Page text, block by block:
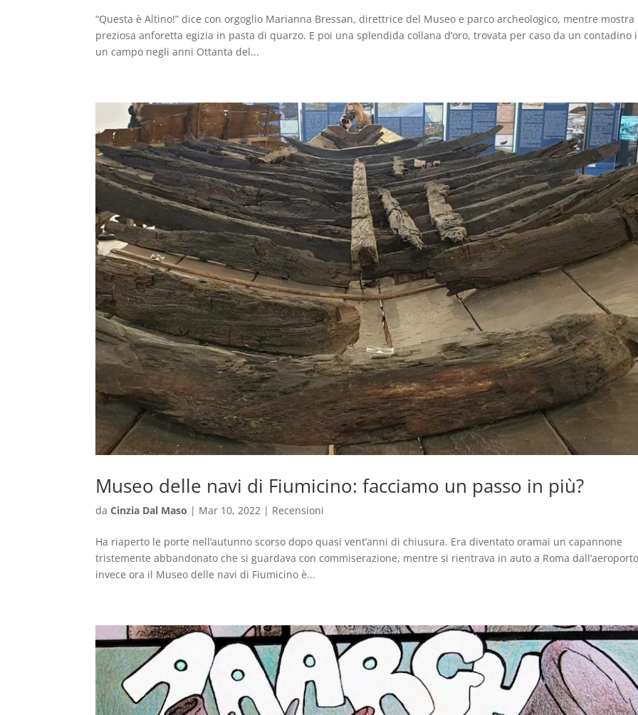
“Questa è Altino!” dice con orgoglio Marianna Bressan, direttrice del Museo e parco archeologico, mentre mostra
preziosa anforetta egizia in pasta di quarzo. E poi una splendida collana d’oro, trovata per caso da un contadino
un campo negli anni Ottanta del...
Museo delle navi di Fiumicino: facciamo un passo in più?
daCinzia Dal Maso | Mar 10, 2022 | Recensioni
Ha riaperto le porte nell’autunno scorso dopo quasi vent’anni di chiusura. Era diventato oramai un capannone
tristemente abbandonato che si guardava con commiserazione, mentre si rientrava in auto a Roma
invece ora il Museo delle navi di Fiumicino è...